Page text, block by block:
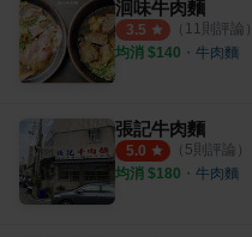
洄味牛肉麵
3.5 （ 11則評論）
均消 $140 ・ 牛肉麵
張記牛肉麵
5.0 （ 5則評論）
均消 $180 ・ 牛肉麵